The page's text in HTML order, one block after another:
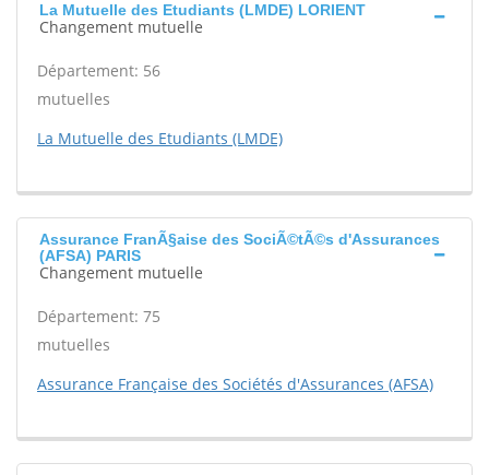
La Mutuelle des Etudiants (LMDE) LORIENT
Changement mutuelle
Département: 56
mutuelles
La Mutuelle des Etudiants (LMDE)
Assurance FranÃ§aise des SociÃ©tÃ©s d'Assurances
(AFSA) PARIS
Changement mutuelle
Département: 75
mutuelles
Assurance Française des Sociétés d'Assurances (AFSA)